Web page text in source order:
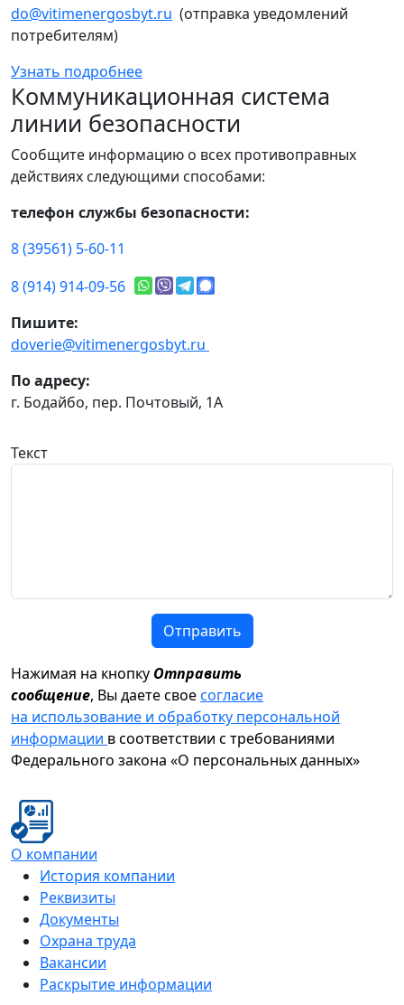
do@vitimenergosbyt.ru (отправка уведомлений
потребителям)
Узнать подробнее
Коммуникационная система
линии безопасности
Сообщите информацию о всех противоправных
действиях следующими способами:
телефон службы безопасности:
8 (39561) 5-60-11
8 (914) 914-09-56
Пишите:
doverie@vitimenergosbyt.ru
По адресу:
г. Бодайбо, пер. Почтовый, 1А
Текст
Отправить
Нажимая на кнопку Отправить
сообщение, Вы даете своесогласие
на использование и обработку персональной
информации в соответствии с требованиями
Федерального закона «О персональных данных»
О компании
История компании
Реквизиты
Документы
Охрана труда
Вакансии
Раскрытие информации